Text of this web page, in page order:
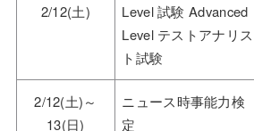
2/12(土)
Level 試験 Advanced
Level テストアナリス
ト試験
2/12(土)～
13(日)
ニュース時事能力検
定